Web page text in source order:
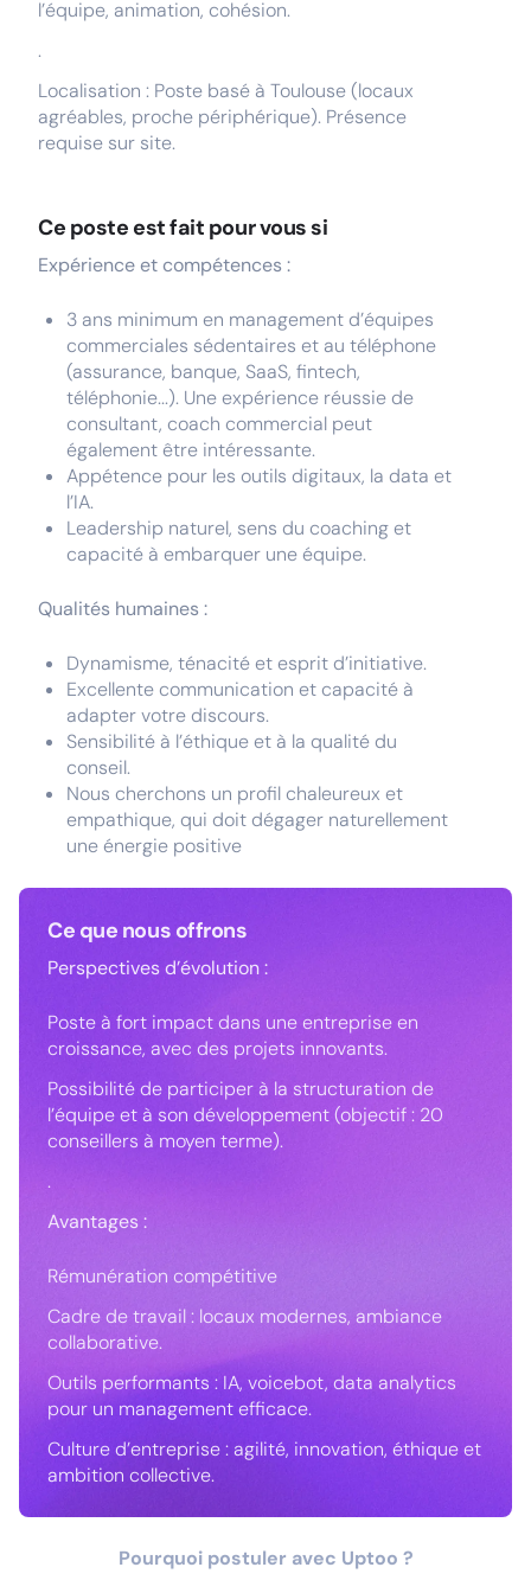
l’équipe, animation, cohésion.
.
Localisation : Poste basé à Toulouse (locaux
agréables, proche périphérique). Présence
requise sur site.
Ce poste est fait pour vous si
Expérience et compétences :
3 ans minimum en management d’équipes
commerciales sédentaires et au téléphone
(assurance, banque, SaaS, fintech,
téléphonie...). Une expérience réussie de
consultant, coach commercial peut
également être intéressante.
Appétence pour les outils digitaux, la data et
l’IA.
Leadership naturel, sens du coaching et
capacité à embarquer une équipe.
Qualités humaines :
Dynamisme, ténacité et esprit d’initiative.
Excellente communication et capacité à
adapter votre discours.
Sensibilité à l’éthique et à la qualité du
conseil.
Nous cherchons un profil chaleureux et
empathique, qui doit dégager naturellement
une énergie positive
Ce que nous offrons
Perspectives d’évolution :
Poste à fort impact dans une entreprise en
croissance, avec des projets innovants.
Possibilité de participer à la structuration de
l’équipe et à son développement (objectif : 20
conseillers à moyen terme).
.
Avantages :
Rémunération compétitive
Cadre de travail : locaux modernes, ambiance
collaborative.
Outils performants : IA, voicebot, data analytics
pour un management efficace.
Culture d’entreprise : agilité, innovation, éthique et
ambition collective.
Pourquoi postuler avec Uptoo ?